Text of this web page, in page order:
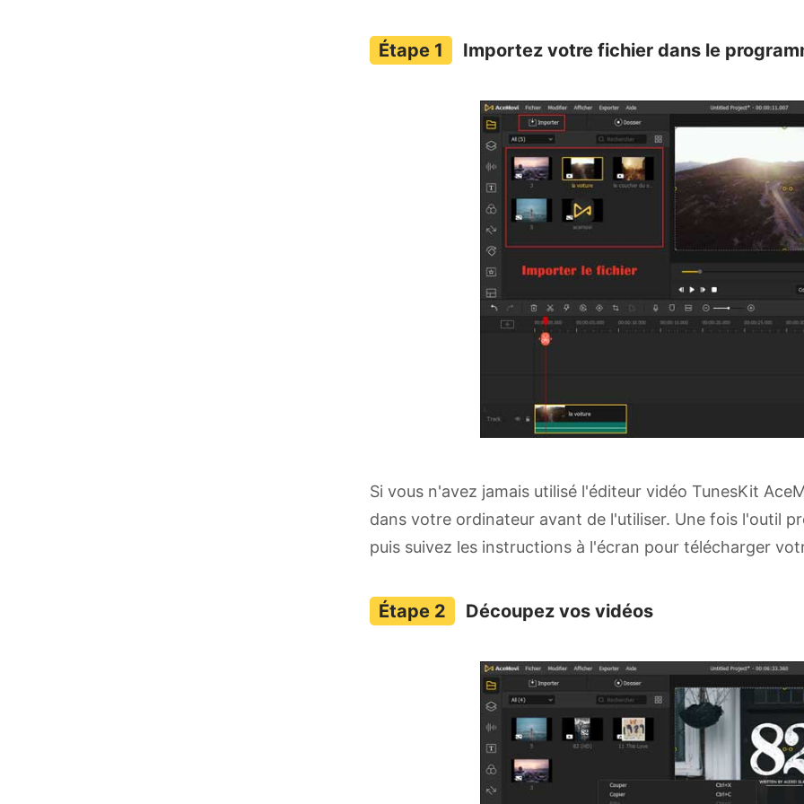
Importez votre fichier dans le
Si vous n'avez jamais utilisé l'éditeur vidéo TunesKit
dans votre ordinateur avant de l'utiliser. Une fois l'outil
puis suivez les instructions à l'écran pour télécharger
Découpez vos vidéos